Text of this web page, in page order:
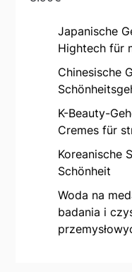
Japanische
Hightech für
Chinesische
K-Beauty-
Cremes für
Koreanische
Schönheit
Woda na
badania i